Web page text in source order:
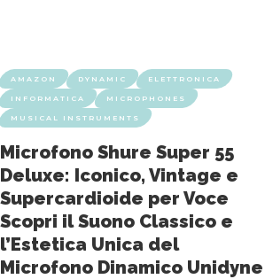
AMAZON
AMAZON DYNAMIC ELETTRONICA
INFORMATICA MICROPHONES
MUSICAL INSTRUMENTS
Microfono Shure Super 55
Deluxe: Iconico, Vintage e
Supercardioide per Voce
Scopri il Suono Classico e
l’Estetica Unica del
Microfono Dinamico Unidyne